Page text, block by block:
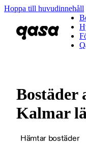
Hoppa till huvudinnehåll
Bostäder
Kalmar
Hämtar bostäder